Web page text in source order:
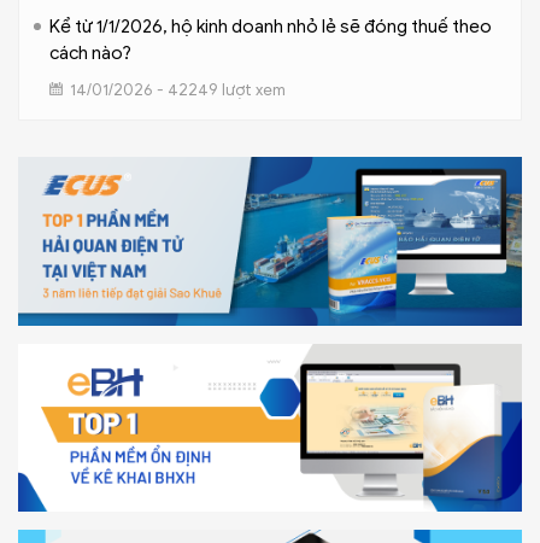
Kể từ 1/1/2026, hộ kinh doanh nhỏ lẻ sẽ đóng thuế theo
cách nào?
14/01/2026 - 42249 lượt xem